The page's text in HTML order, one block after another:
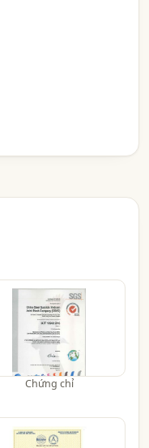
Chứng chỉ